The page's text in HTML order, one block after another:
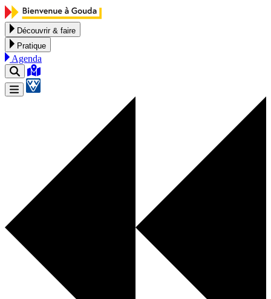
Aller au contenu
Découvrir & faire
Pratique
Agenda